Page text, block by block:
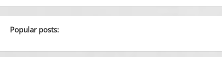
Popular posts: